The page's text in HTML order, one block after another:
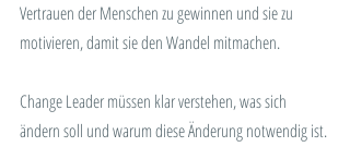
Vertrauen der Menschen zu gewinnen und sie zu
motivieren, damit sie den Wandel mitmachen.
Change Leader müssen klar verstehen, was sich
ändern soll und warum diese Änderung notwendig ist.